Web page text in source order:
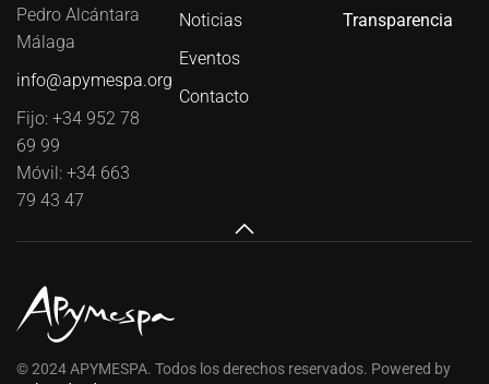
Pedro Alcántara
Málaga
info@apymespa.org
Fijo: +34 952 78
69 99
Móvil: +34 663
79 43 47
Noticias
Eventos
Contacto
Transparencia
© 2024 APYMESPA. Todos los derechos reservados. Powered by